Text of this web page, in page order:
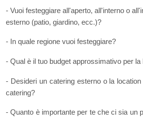
- Vuoi festeggiare all'aperto, all'interno o
esterno (patio, giardino, ecc.)?
- In quale regione vuoi festeggiare?
- Qual è il tuo budget approssimativo per la
- Desideri un catering esterno o la
catering?
- Quanto è importante per te che ci sia un